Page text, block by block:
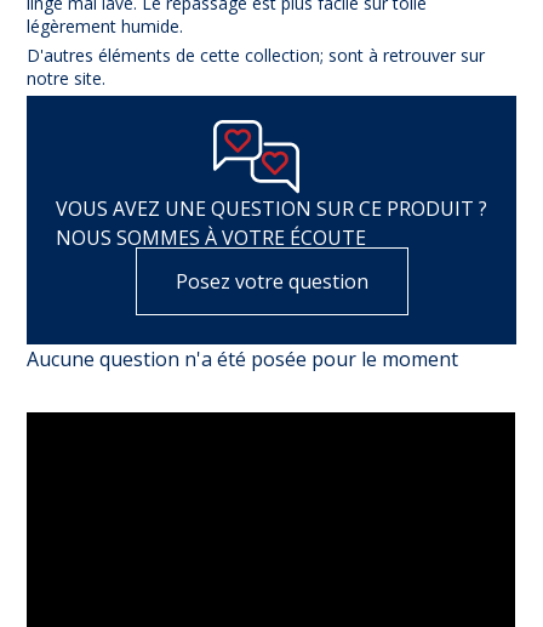
légèrement humide.
D'autres éléments de cette collection; sont à retrouver sur
notre site.
VOUS AVEZ UNE QUESTION SUR CE PRODUIT ?
NOUS SOMMES À VOTRE ÉCOUTE
Posez votre question
Aucune question n'a été posée pour le moment